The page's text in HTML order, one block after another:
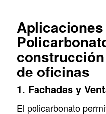
Aplicaciones
de oficinas
1. Fachadas y
El policarbonato